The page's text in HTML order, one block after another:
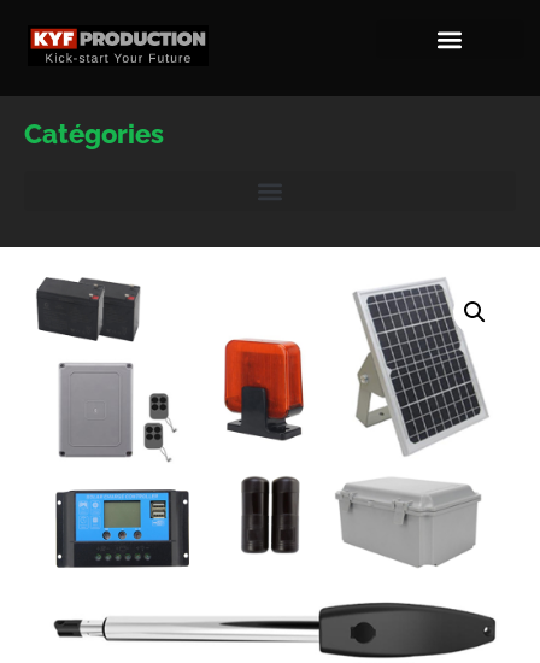
Catégories